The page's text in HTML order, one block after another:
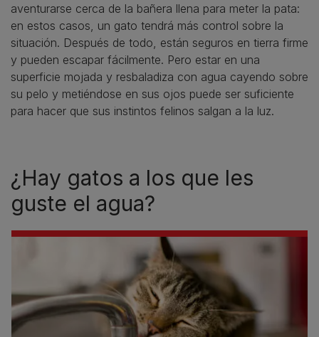
aventurarse cerca de la bañera llena para meter la pata:
en estos casos, un gato tendrá más control sobre la
situación. Después de todo, están seguros en tierra firme
y pueden escapar fácilmente. Pero estar en una
superficie mojada y resbaladiza con agua cayendo sobre
su pelo y metiéndose en sus ojos puede ser suficiente
para hacer que sus instintos felinos salgan a la luz.
¿Hay gatos a los que les
guste el agua?